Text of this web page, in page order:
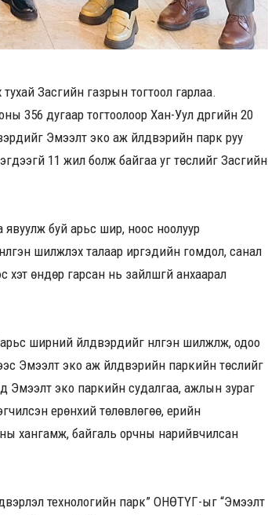
Засгийн газрын тогтоол гарлаа.
356 дугаар тогтоолоор Хан-Уул дүүргийн 20
Эмээлт эко аж үйлдвэрийн парк руу
11 жил болж байгаа уг төслийг Засгийн
явуулж буй арьс шир, ноос ноолуур
шилжүүлэх талаар иргэдийн гомдол, санал
өндөр гарсан нь зайлшгүй анхаарал
ширний үйлдвэрүүдийг нүүлгэн шилжүүлж, одоо
Эмээлт эко аж үйлдвэрийн паркийн төслийг
Эмээлт эко паркийн судалгаа, ажлын зураг
ерөнхий төлөвлөгөө, үерийн
хангамж, байгаль орчны нарийвчилсан
технологийн парк” ОНӨТҮГ-ыг “Эмээлт